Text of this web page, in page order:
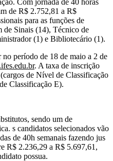
Com jornada de 40 horas
de R$ 2.752,81 a R$
para as funções de
de Sinais (14), Técnico de
(1) e Bibliotecário (1).
no período de 18 de maio a 2 de
. A taxa de inscrição
de Nível de Classificação
Classificação E).
sendo um de
s candidatos selecionados vão
de 40h semanais fazendo jus
R$ 2.236,29 a R$ 5.697,61,
possua.